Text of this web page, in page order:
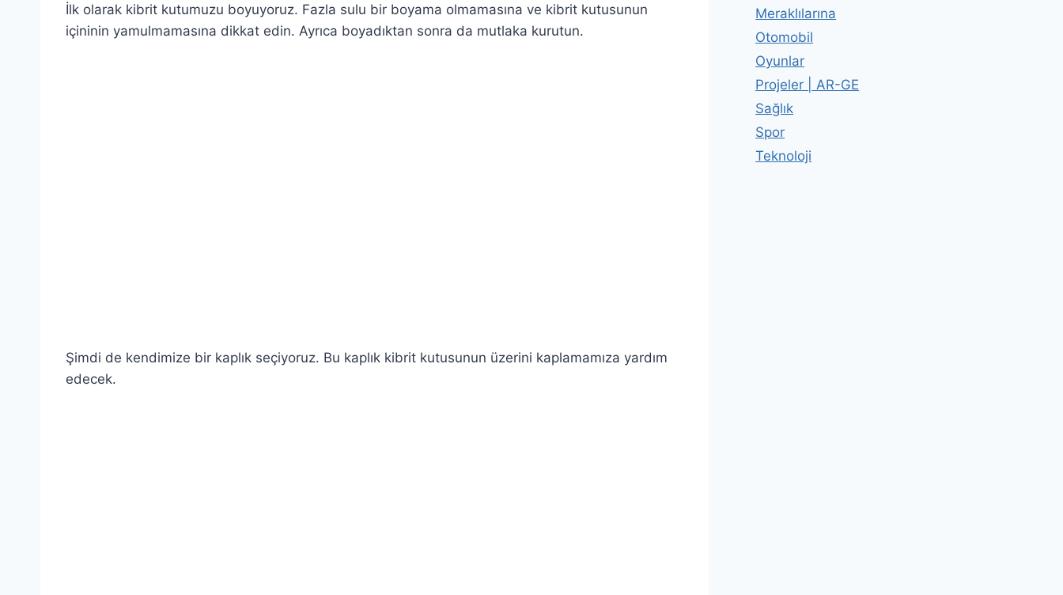
İlk olarak kibrit kutumuzu boyuyoruz. Fazla sulu bir boyama olmamasına ve kibrit kutusunun
içininin yamulmamasına dikkat edin. Ayrıca boyadıktan sonra da mutlaka kurutun.
Şimdi de kendimize bir kaplık seçiyoruz. Bu kaplık kibrit kutusunun üzerini kaplamamıza yardım
edecek.
Meraklılarına
Otomobil
Oyunlar
Projeler | AR-GE
Sağlık
Spor
Teknoloji